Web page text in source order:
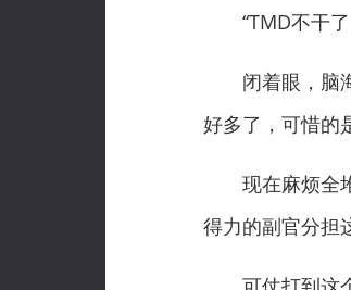
“TMD不干了
闭着眼，脑海
好多了，可惜的
现在麻烦全堆
得力的副官分担